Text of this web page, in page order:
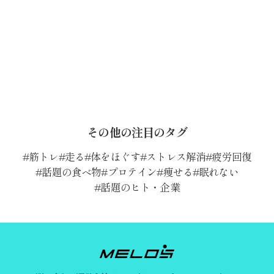
その他の注目のタグ
筋トレ 走る 体をほぐす ストレス解消 疲労回復
話題の食べ物 プロテイン 痩せる 眠れない
話題のヒト・企業